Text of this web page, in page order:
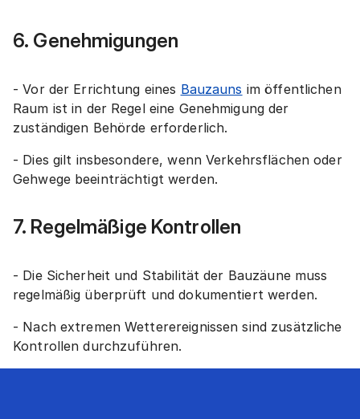
6. Genehmigungen
- Vor der Errichtung eines Bauzauns im öffentlichen
Raum ist in der Regel eine Genehmigung der
zuständigen Behörde erforderlich.
- Dies gilt insbesondere, wenn Verkehrsflächen oder
Gehwege beeinträchtigt werden.
7. Regelmäßige Kontrollen
- Die Sicherheit und Stabilität der Bauzäune muss
regelmäßig überprüft und dokumentiert werden.
- Nach extremen Wetterereignissen sind zusätzliche
Kontrollen durchzuführen.